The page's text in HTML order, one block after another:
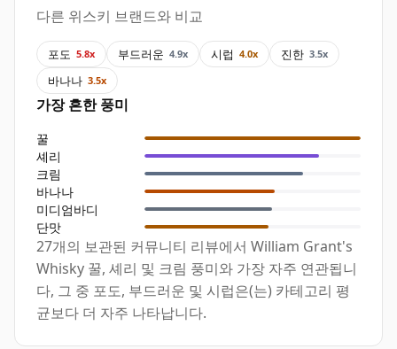
다른 위스키 브랜드와 비교
포도 5.8x 부드러운 4.9x 시럽 4.0x 진한 3.5x
바나나 3.5x
가장 흔한 풍미
꿀
셰리
크림
바나나
미디엄바디
단맛
27개의 보관된 커뮤니티 리뷰에서 William Grant's
Whisky 꿀, 셰리 및 크림 풍미와 가장 자주 연관됩니
다, 그 중 포도, 부드러운 및 시럽은(는) 카테고리 평
균보다 더 자주 나타납니다.